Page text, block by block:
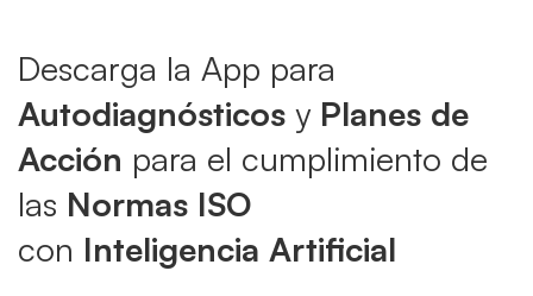
Descarga la App para
Autodiagnósticos yPlanes de
Acción para el cumplimiento de
las Normas ISO
con Inteligencia Artificial